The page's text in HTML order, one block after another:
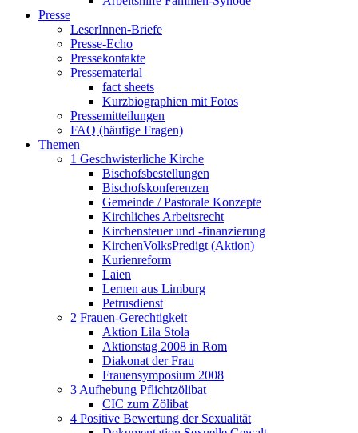
Presse
LeserInnen-Briefe
Presse-Echo
Pressekontakte
Pressematerial
fact sheets
Kurzbiographien mit Fotos
Pressemitteilungen
FAQ (häufige Fragen)
Themen
1 Geschwisterliche Kirche
Bischofsbestellungen
Bischofskonferenzen
Gemeinde / Pastorale Konzepte
Kirchliches Arbeitsrecht
Kirchensteuer und -finanzierung
KirchenVolksPredigt (Aktion)
Kurienreform
Laien
Lernen aus Limburg
Petrusdienst
2 Frauen-Gerechtigkeit
Aktion Lila Stola
Aktionstag 2008 in Rom
Diakonat der Frau
Frauensymposium 2008
3 Aufhebung Pflichtzölibat
CIC zum Zölibat
4 Positive Bewertung der Sexualität